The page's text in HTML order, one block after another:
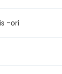
-ori